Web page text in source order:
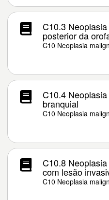
C10.3
posterior da
C10 Neoplasia
C10.4
branquial
C10 Neoplasia
C10.8
com lesão
C10 Neoplasia